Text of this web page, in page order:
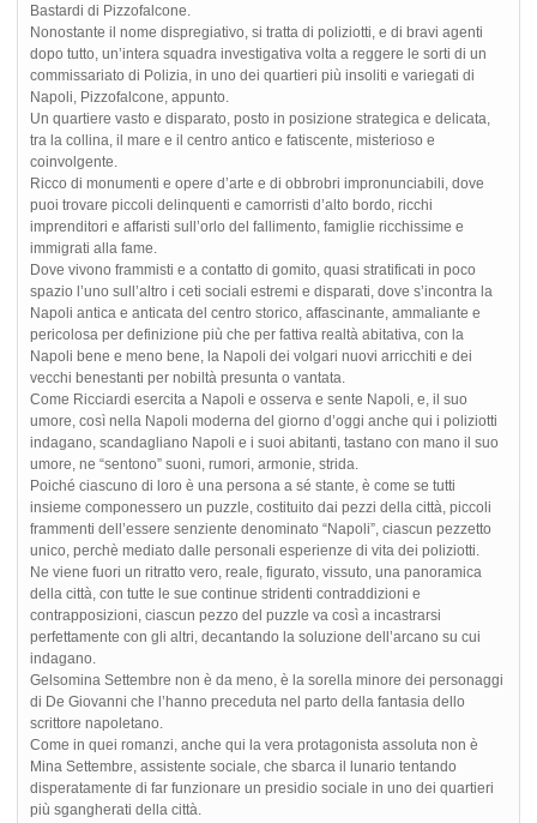
Bastardi di Pizzofalcone.
Nonostante il nome dispregiativo, si tratta di poliziotti, e di bravi agenti
dopo tutto, un’intera squadra investigativa volta a reggere le sorti di un
commissariato di Polizia, in uno dei quartieri più insoliti e variegati di
Napoli, Pizzofalcone, appunto.
Un quartiere vasto e disparato, posto in posizione strategica e delicata,
tra la collina, il mare e il centro antico e fatiscente, misterioso e
coinvolgente.
Ricco di monumenti e opere d’arte e di obbrobri impronunciabili, dove
puoi trovare piccoli delinquenti e camorristi d’alto bordo, ricchi
imprenditori e affaristi sull’orlo del fallimento, famiglie ricchissime e
immigrati alla fame.
Dove vivono frammisti e a contatto di gomito, quasi stratificati in poco
spazio l’uno sull’altro i ceti sociali estremi e disparati, dove s’incontra la
Napoli antica e anticata del centro storico, affascinante, ammaliante e
pericolosa per definizione più che per fattiva realtà abitativa, con la
Napoli bene e meno bene, la Napoli dei volgari nuovi arricchiti e dei
vecchi benestanti per nobiltà presunta o vantata.
Come Ricciardi esercita a Napoli e osserva e sente Napoli, e, il suo
umore, così nella Napoli moderna del giorno d’oggi anche qui i poliziotti
indagano, scandagliano Napoli e i suoi abitanti, tastano con mano il suo
umore, ne “sentono” suoni, rumori, armonie, strida.
Poiché ciascuno di loro è una persona a sé stante, è come se tutti
insieme componessero un puzzle, costituito dai pezzi della città, piccoli
frammenti dell’essere senziente denominato “Napoli”, ciascun pezzetto
unico, perchè mediato dalle personali esperienze di vita dei poliziotti.
Ne viene fuori un ritratto vero, reale, figurato, vissuto, una panoramica
della città, con tutte le sue continue stridenti contraddizioni e
contrapposizioni, ciascun pezzo del puzzle va così a incastrarsi
perfettamente con gli altri, decantando la soluzione dell’arcano su cui
indagano.
Gelsomina Settembre non è da meno, è la sorella minore dei personaggi
di De Giovanni che l’hanno preceduta nel parto della fantasia dello
scrittore napoletano.
Come in quei romanzi, anche qui la vera protagonista assoluta non è
Mina Settembre, assistente sociale, che sbarca il lunario tentando
disperatamente di far funzionare un presidio sociale in uno dei quartieri
più sgangherati della città.